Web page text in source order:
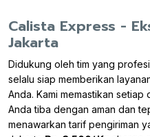
Calista Express -
Jakarta
Didukung oleh tim yang
selalu siap memberikan
Anda. Kami memastikan
Anda tiba dengan aman dan
menawarkan tarif pengiriman